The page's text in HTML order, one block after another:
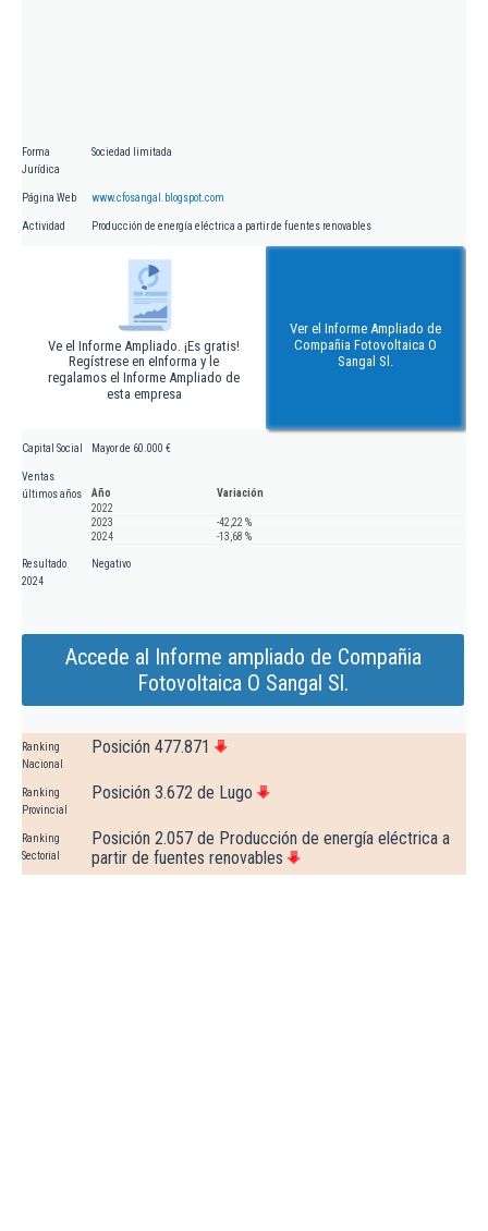
Forma
Jurídica
Sociedad limitada
Página Web www.cfosangal.blogspot.com
Actividad Producción de energía eléctrica a partir de fuentes renovables
Ve el Informe Ampliado. ¡Es gratis!
Regístrese en eInforma y le
regalamos el Informe Ampliado de
esta empresa
Ver el Informe Ampliado de
Compañia Fotovoltaica O
Sangal Sl.
Capital Social Mayor de 60.000 €
Ventas
últimos años
Año
Variación
2022
2023
-42,22 %
2024
-13,68 %
Resultado
2024
Negativo
Accede al Informe ampliado de Compañia
Fotovoltaica O Sangal Sl.
Ranking
Nacional
Posición 477.871
Ranking
Provincial
Posición 3.672 de Lugo
Ranking
Sectorial
Posición 2.057 de Producción de energía eléctrica a
partir de fuentes renovables